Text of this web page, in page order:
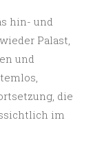
hin- und
Palast,
und
die
im